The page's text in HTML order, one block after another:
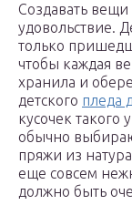
Создавать
удовольствие.
только
чтобы каждая
хранила и
детского пледа
кусочек
обычно
пряжи из
еще совсем
должно быть